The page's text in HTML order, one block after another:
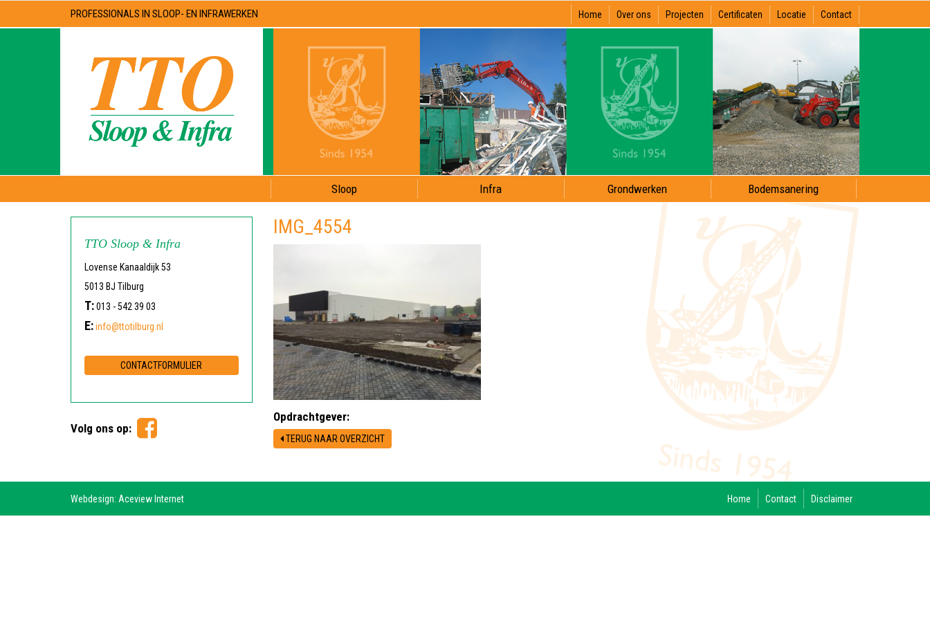
PROFESSIONALS IN SLOOP- EN INFRAWERKEN Home Over ons Projecten Certificaten Locatie Contact
Sloop Infra Grondwerken Bodemsanering
IMG_4554
Opdrachtgever:
TERUG NAAR OVERZICHT
TTO Sloop & Infra
Lovense Kanaaldijk 53
5013 BJ Tilburg
T:013 - 542 39 03
E:info@ttotilburg.nl
CONTACTFORMULIER
Volg ons op:
Home Contact Disclaimer
Webdesign: Aceview Internet